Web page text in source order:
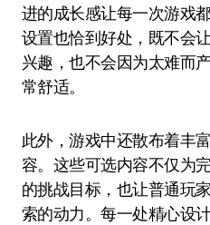
进的成长感让每一次游戏
设置也恰到好处，既不会
兴趣，也不会因为太难而
常舒适。
此外，游戏中还散布着丰
容。这些可选内容不仅为
的挑战目标，也让普通玩
索的动力。每一处精心设